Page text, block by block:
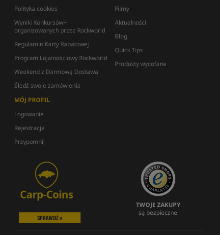
Polityka cookies
Wyniki Konkursów+
organizowanych przez Rockworld
Regulamin Karty Rabatowej
Program Lojalnościowy Rockworld
Weekend z Darmową Dostawą
Śledź swoje zamówienia
Filmy
Aktualności
Blog
Quick Tips
Produkty wycofane
MÓJ PROFIL
Logowanie
Rejestracja
Przypomnij
SPRAWDŹ »
TWOJE ZAKUPY
są bezpieczne